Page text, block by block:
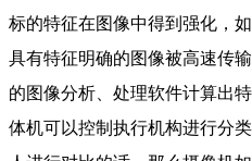
标的特征在图像中得到强化，
具有特征明确的图像被高速传
的图像分析、处理软件计算出
体机可以控制执行机构进行分